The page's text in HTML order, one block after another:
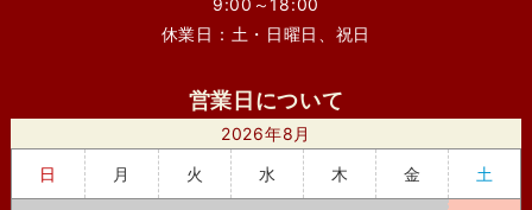
休業日：土・日曜日、祝日
営業日について
2026年8月
日
月 火 水 木 金 土